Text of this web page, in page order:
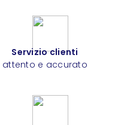
Servizio clienti
attento e accurato